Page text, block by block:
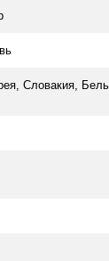
Словакия,